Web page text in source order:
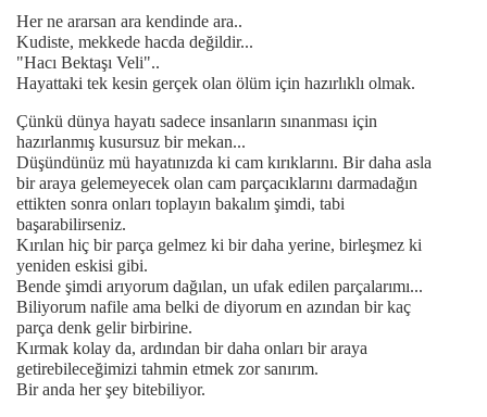
Her ne ararsan ara kendinde ara..
Kudiste, mekkede hacda değildir...
"Hacı Bektaşı Veli"..
Hayattaki tek kesin gerçek olan ölüm için hazırlıklı olmak.
Çünkü dünya hayatı sadece insanların sınanması için
hazırlanmış kusursuz bir mekan...
Düşündünüz mü hayatınızda ki cam kırıklarını. Bir daha asla
bir araya gelemeyecek olan cam parçacıklarını darmadağın
ettikten sonra onları toplayın bakalım şimdi, tabi
başarabilirseniz.
Kırılan hiç bir parça gelmez ki bir daha yerine, birleşmez ki
yeniden eskisi gibi.
Bende şimdi arıyorum dağılan, un ufak edilen parçalarımı...
Biliyorum nafile ama belki de diyorum en azından bir kaç
parça denk gelir birbirine.
Kırmak kolay da, ardından bir daha onları bir araya
getirebileceğimizi tahmin etmek zor sanırım.
Bir anda her şey bitebiliyor.